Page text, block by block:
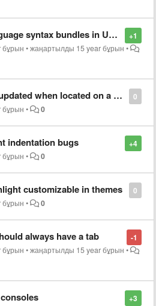
+1
bundles in User directory
бұрын •жаңартылды 15 year бұрын •
0
located on a windows / samba share
бұрын • 0
+4
indentation bugs
бұрын • 0
0
customizable in themes
бұрын • 0
-1
always have a tab
бұрын •жаңартылды 15 year бұрын •
+3